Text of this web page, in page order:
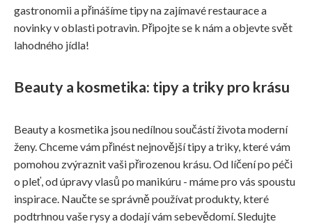
gastronomii a přinášíme tipy na zajímavé restaurace a
novinky v oblasti potravin. Připojte se k nám a objevte svět
lahodného jídla!
Beauty a kosmetika: tipy a triky pro krásu
Beauty a kosmetika jsou nedílnou součástí života moderní
ženy. Chceme vám přinést nejnovější tipy a triky, které vám
pomohou zvýraznit vaši přirozenou krásu. Od líčení po péči
o pleť, od úpravy vlasů po manikúru - máme pro vás spoustu
inspirace. Naučte se správně používat produkty, které
podtrhnou vaše rysy a dodají vám sebevědomí. Sledujte